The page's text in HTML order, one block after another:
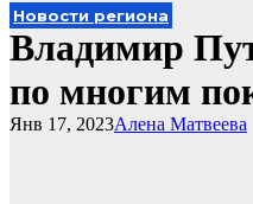
Новости региона
Владимир
по многим
Алена Матвеева
Янв 17, 2023